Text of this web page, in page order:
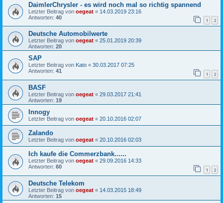
DaimlerChrysler - es wird noch mal so richtig spannend
Letzter Beitrag von oegeat « 14.03.2019 23:16
Antworten: 40 1 2
Deutsche Automobilwerte
Letzter Beitrag von oegeat « 25.01.2019 20:39
Antworten: 20
SAP
Letzter Beitrag von Kato « 30.03.2017 07:25
Antworten: 41 1 2
BASF
Letzter Beitrag von oegeat « 29.03.2017 21:41
Antworten: 19
Innogy
Letzter Beitrag von oegeat « 20.10.2016 02:07
Zalando
Letzter Beitrag von oegeat « 20.10.2016 02:03
Ich kaufe die Commerzbank......
Letzter Beitrag von oegeat « 29.09.2016 14:33
Antworten: 60 1 2
Deutsche Telekom
Letzter Beitrag von oegeat « 14.03.2015 18:49
Antworten: 15